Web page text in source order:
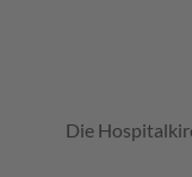
Die